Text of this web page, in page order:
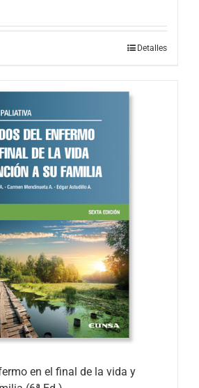
Detalles
en el final de la vida y